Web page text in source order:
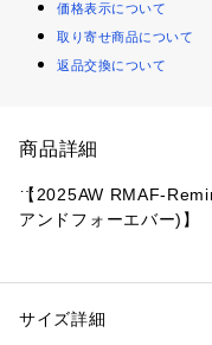
価格表示について
取り寄せ商品について
返品交換について
商品詳細
【2025AW RMAF-
アンドフォーエバー)】
・フロント部分をタッ
性別：レディース
サイズ詳細